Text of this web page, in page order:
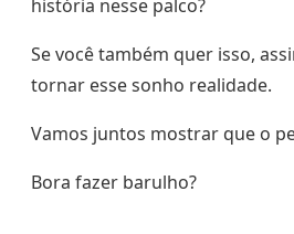
história nesse palco?
Se você também quer isso,
tornar esse sonho realidade.
Vamos juntos mostrar que o
Bora fazer barulho?